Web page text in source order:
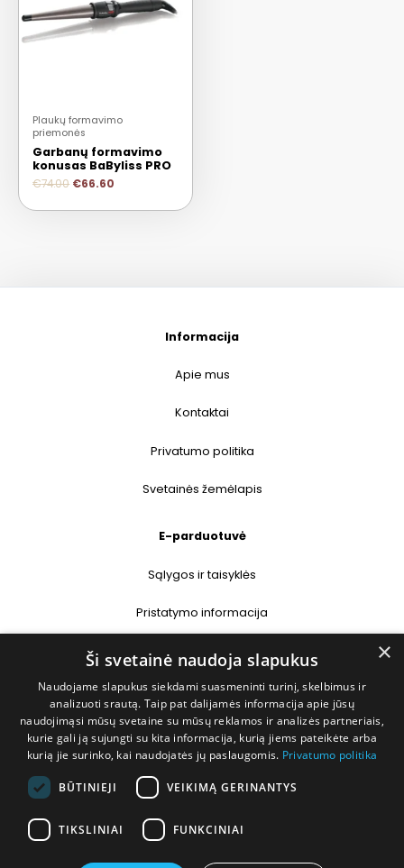
Plaukų formavimo
priemonės
Garbanų formavimo
konusas BaByliss PRO
€74.00 €66.60
Informacija
Apie mus
Kontaktai
Privatumo politika
Svetainės žemėlapis
E-parduotuvė
Sąlygos ir taisyklės
Pristatymo informacija
Prekių grąžinimas
Kontaktai
+370 677 31358
×
Ši svetainė naudoja slapukus
Naudojame slapukus siekdami suasmeninti turinį, skelbimus ir
analizuoti srautą. Taip pat dalijamės informacija apie jūsų
naudojimąsi mūsų svetaine su mūsų reklamos ir analizės partneriais,
kurie gali ją sujungti su kita informacija, kurią jiems pateikėte arba
kurią jie surinko, kai naudojatės jų paslaugomis. Privatumo politika
BŪTINIEJI VEIKIMĄ GERINANTYS
TIKSLINIAI FUNKCINIAI